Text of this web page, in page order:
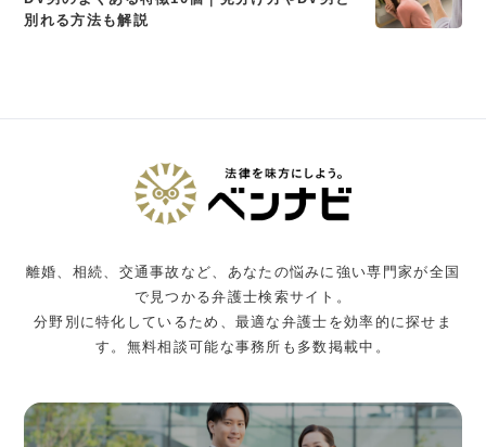
別れる方法も解説
離婚、相続、交通事故など、あなたの悩みに強い専門家が全国
で見つかる弁護士検索サイト。
分野別に特化しているため、最適な弁護士を効率的に探せま
す。無料相談可能な事務所も多数掲載中。